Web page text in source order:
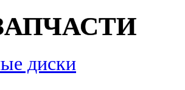
диски